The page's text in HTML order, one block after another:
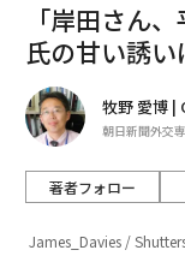
「岸田さん
氏の甘い誘
牧野 愛博
朝日新聞外交
著者フォロー
James_Davies /